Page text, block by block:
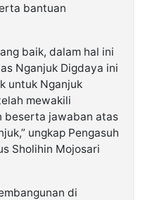
bantuan
baik, dalam hal ini
Nganjuk Digdaya ini
untuk Nganjuk
mewakili
beserta jawaban atas
ungkap Pengasuh
Sholihin Mojosari
di